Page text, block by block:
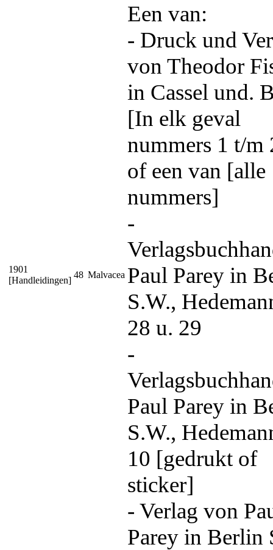
1901
[Handleidingen]
48 Malvacea
Een van:
- Druck und
von Theodor
in Cassel und.
[In elk geval
nummers 1 t/m
of een van [alle
nummers]
-
Paul Parey in
S.W.,
28 u. 29
-
Paul Parey in
S.W.,
10 [gedrukt of
sticker]
- Verlag von
Parey in Berlin